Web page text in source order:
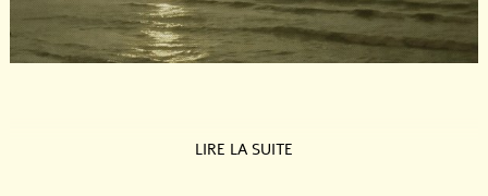
LIRE LA SUITE